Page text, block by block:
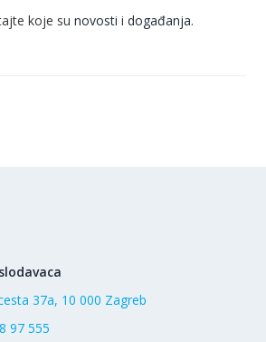
koje su novosti i događanja.
37a, 10 000 Zagreb
97 555